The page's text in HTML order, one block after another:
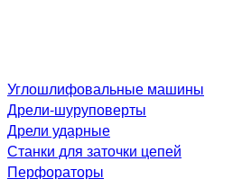
Углошлифовальные машины
Дре­ли-шу­рупо­вер­ты
Дрели ударные
Станки для заточки цепей
Перфораторы